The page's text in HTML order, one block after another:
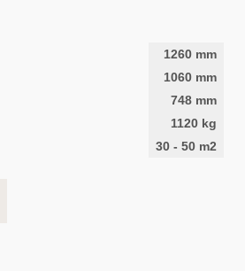
1260 mm
1060 mm
748 mm
1120 kg
30 - 50 m2